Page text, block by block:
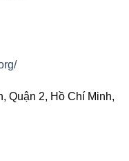
Quận 2, Hồ Chí Minh,